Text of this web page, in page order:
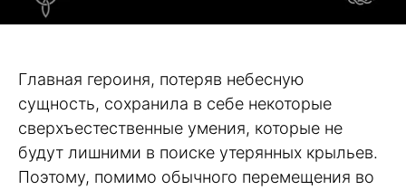
Главная героиня, потеряв небесную
сущность, сохранила в себе некоторые
сверхъестественные умения, которые не
будут лишними в поиске утерянных крыльев.
Поэтому, помимо обычного перемещения во